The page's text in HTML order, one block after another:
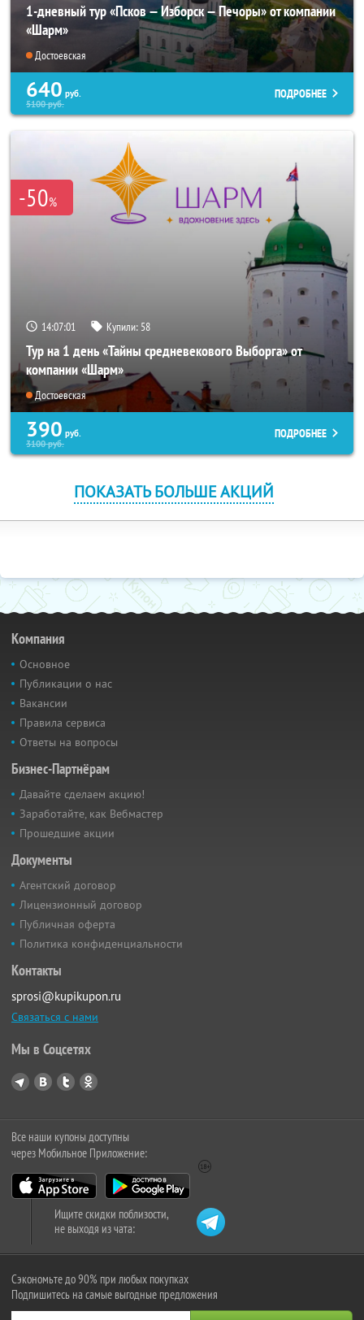
1-дневный тур «Псков — Изборск — Печоры» от компании
«Шарм»
Достоевская
640 руб.
5100руб.
ПОДРОБНЕЕ
-50%
14:07:01 Купили: 58
Тур на 1 день «Тайны средневекового Выборга» от
компании «Шарм»
Достоевская
390 руб.
3100руб.
ПОДРОБНЕЕ
ПОКАЗАТЬ БОЛЬШЕ АКЦИЙ
Компания
Основное
Публикации о нас
Вакансии
Правила сервиса
Ответы на вопросы
Бизнес-Партнёрам
Давайте сделаем акцию!
Заработайте, как Вебмастер
Прошедшие акции
Документы
Агентский договор
Лицензионный договор
Публичная оферта
Политика конфиденциальности
Контакты
sprosi@kupikupon.ru
Связаться с нами
Мы в Соцсетях
Все наши купоны доступны
через Мобильное Приложение:
Ищите скидки поблизости,
не выходя из чата:
Сэкономьте до 90% при любых покупках
Подпишитесь на самые выгодные предложения